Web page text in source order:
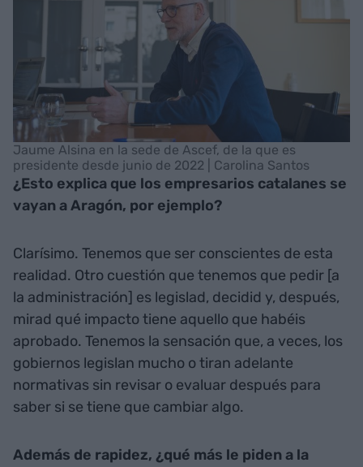
Jaume Alsina en la sede de Ascef, de la que es
presidente desde junio de 2022 | Carolina Santos
¿Esto explica que los empresarios catalanes se
vayan a Aragón, por ejemplo?
Clarísimo. Tenemos que ser conscientes de esta
realidad. Otro cuestión que tenemos que pedir [a
la administración] es legislad, decidid y, después,
mirad qué impacto tiene aquello que habéis
aprobado. Tenemos la sensación que, a veces, los
gobiernos legislan mucho o tiran adelante
normativas sin revisar o evaluar después para
saber si se tiene que cambiar algo.
Además de rapidez, ¿qué más le piden a la